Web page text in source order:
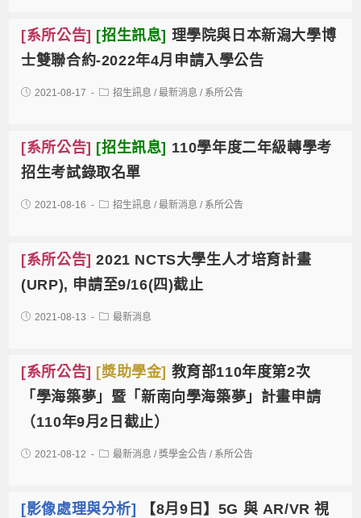
[系所公告] [招生訊息] 理學院與日本新潟大學博
士雙聯合約-2022年4月申請入學公告
2021-08-17 招生訊息 / 最新消息 / 系所公告
[系所公告] [招生訊息] 110學年度二年級轉學考
招生考試錄取名單
2021-08-16 招生訊息 / 最新消息 / 系所公告
[系所公告]2021 NCTS大學生人才培育計畫
(URP), 申請至9/16(四)截止
2021-08-13 最新消息
[系所公告] [獎助學金] 教育部110年度第2次
「學海築夢」暨「新南向學海築夢」計畫申請
（110年9月2日截止）
2021-08-12 最新消息 / 獎學金公告 / 系所公告
[影像處理與分析]
【8月9日】5G 與 AR/VR 視